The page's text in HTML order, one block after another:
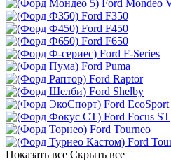
Ford Mondeo
Ford F350
Ford F450
Ford F650
Ford F-Series
Ford Puma
Ford Raptor
Ford Shelby
Ford EcoSport
Ford Focus ST
Ford Tourneo
Ford
Показать все Скрыть все